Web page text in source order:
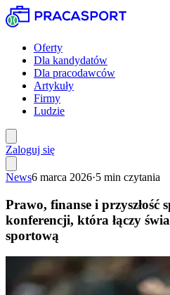
Oferty
Dla kandydatów
Dla pracodawców
Artykuły
Firmy
Ludzie
Zaloguj się
News6 marca 2026·5 min czytania
Prawo, finanse i przyszłość
konferencji, która łączy
sportową